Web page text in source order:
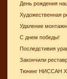
День рождения
Художественная
Удаление
С днем победы!
Последстивия
Закончили
Тюнинг НИССАН